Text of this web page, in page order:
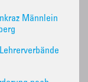
Männlein